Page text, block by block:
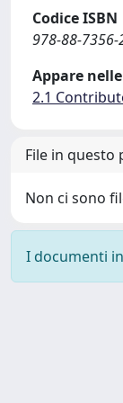
Codice ISBN
978-88-7356-
Appare
2.1
File in questo
Non ci sono
I documenti